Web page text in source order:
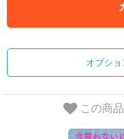
オプシ
この商